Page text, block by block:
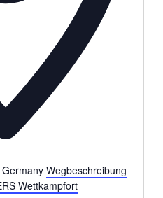
Germany Wegbeschreibung
Wettkampfort